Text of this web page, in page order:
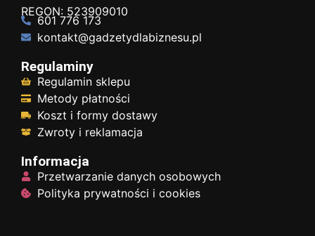
REGON: 523909010
601 776 173
kontakt@gadzetydlabiznesu.pl
Regulaminy
Regulamin sklepu
Metody płatności
Koszt i formy dostawy
Zwroty i reklamacja
Informacja
Przetwarzanie danych osobowych
Polityka prywatności i cookies